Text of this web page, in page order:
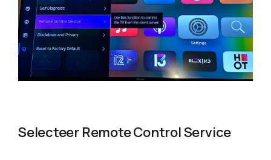
Selecteer Remote Control Service